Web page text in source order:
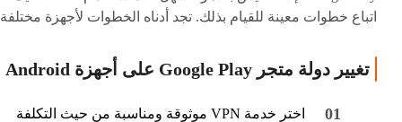
اتباع خطوات معينة للقيام بذلك. تجد أدناه الخطوات لأجهزة
تغيير دولة متجر Google Play على أجهزة Android
اختر خدمة VPN موثوقة ومناسبة من حيث التكلفة